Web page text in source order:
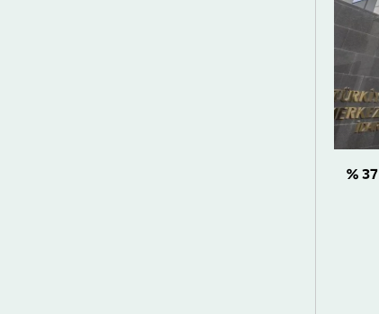
«المركزي» التركي يثبت الفائدة عند 37 %